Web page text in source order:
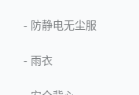
- 防静电无尘服
- 雨衣